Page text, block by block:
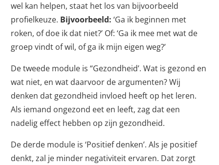
wel kan helpen, staat het los van bijvoorbeeld
profielkeuze. Bijvoorbeeld: ‘Ga ik beginnen met
roken, of doe ik dat niet?’ Of: ‘Ga ik mee met wat de
groep vindt of wil, of ga ik mijn eigen weg?’
De tweede module is “Gezondheid’. Wat is gezond en
wat niet, en wat daarvoor de argumenten? Wij
denken dat gezondheid invloed heeft op het leren.
Als iemand ongezond eet en leeft, zag dat een
nadelig effect hebben op zijn gezondheid.
De derde module is ‘Positief denken’. Als je positief
denkt, zal je minder negativiteit ervaren. Dat zorgt